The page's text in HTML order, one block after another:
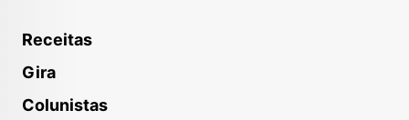
Receitas
Gira
Colunistas